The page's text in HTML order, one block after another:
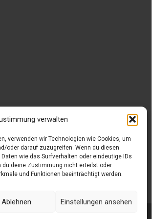
verwalten
verwenden wir Technologien wie Cookies, um
oder darauf zuzugreifen. Wenn du diesen
wie das Surfverhalten oder eindeutige IDs
du deine Zustimmung nicht erteilst oder
und Funktionen beeinträchtigt werden.
Ablehnen Einstellungen ansehen